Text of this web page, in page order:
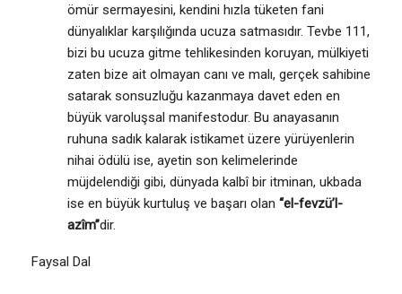
ömür sermayesini, kendini hızla tüketen fani
dünyalıklar karşılığında ucuza satmasıdır. Tevbe 111,
bizi bu ucuza gitme tehlikesinden koruyan, mülkiyeti
zaten bize ait olmayan canı ve malı, gerçek sahibine
satarak sonsuzluğu kazanmaya davet eden en
büyük varoluşsal manifestodur. Bu anayasanın
ruhuna sadık kalarak istikamet üzere yürüyenlerin
nihai ödülü ise, ayetin son kelimelerinde
müjdelendiği gibi, dünyada kalbî bir itminan, ukbada
ise en büyük kurtuluş ve başarı olan “el-fevzü’l-
azîm”dir.
Faysal Dal